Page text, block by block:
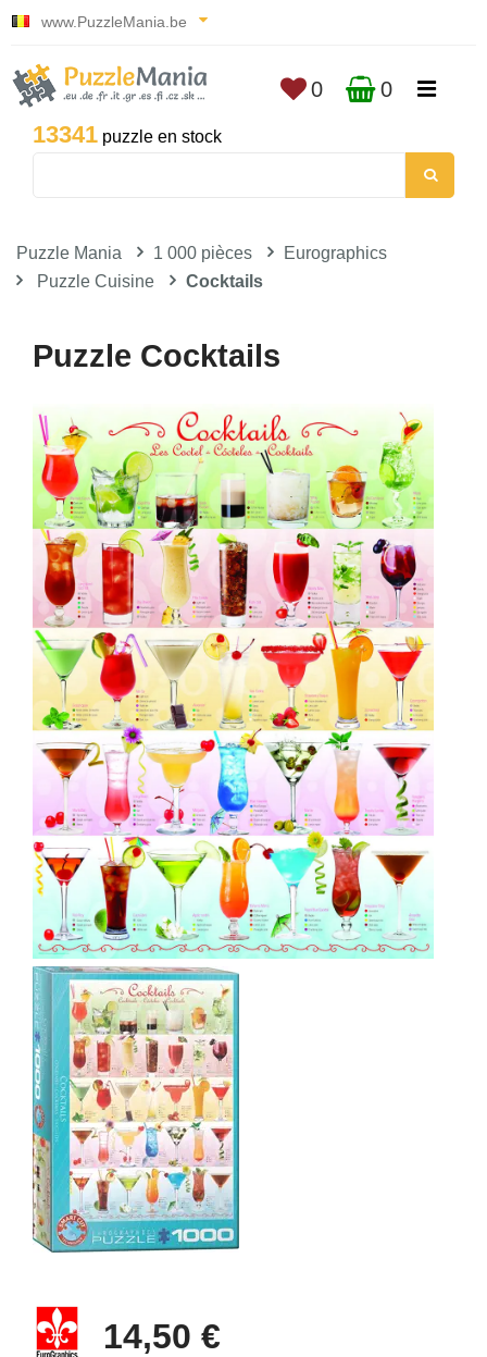
www.PuzzleMania.be
13341 puzzle en stock
0 0
Puzzle Mania 1 000 pièces
Eurographics
Puzzle Cuisine
Cocktails
Puzzle Cocktails
14,50 €